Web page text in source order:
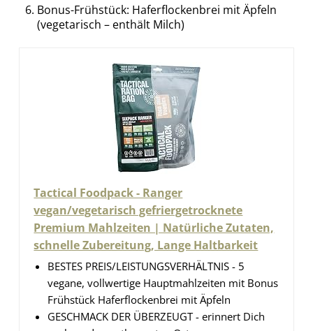
Bonus-Frühstück: Haferflockenbrei mit Äpfeln
(vegetarisch – enthält Milch)
Tactical Foodpack - Ranger
vegan/vegetarisch gefriergetrocknete
Premium Mahlzeiten | Natürliche Zutaten,
schnelle Zubereitung, Lange Haltbarkeit
BESTES PREIS/LEISTUNGSVERHÄLTNIS - 5
vegane, vollwertige Hauptmahlzeiten mit Bonus
Frühstück Haferflockenbrei mit Äpfeln
GESCHMACK DER ÜBERZEUGT - erinnert Dich